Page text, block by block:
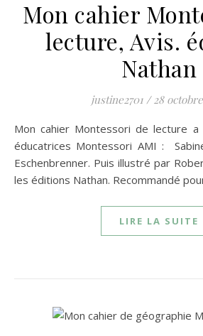
Mon cahier
lecture, Avis.
Nathan
justine2701 / 28
Mon cahier Montessori de lecture a été conçu par deux
éducatrices Montessori AMI :
Eschenbrenner. Puis illustré par
les éditions Nathan. Recommandé
LIRE LA SUITE